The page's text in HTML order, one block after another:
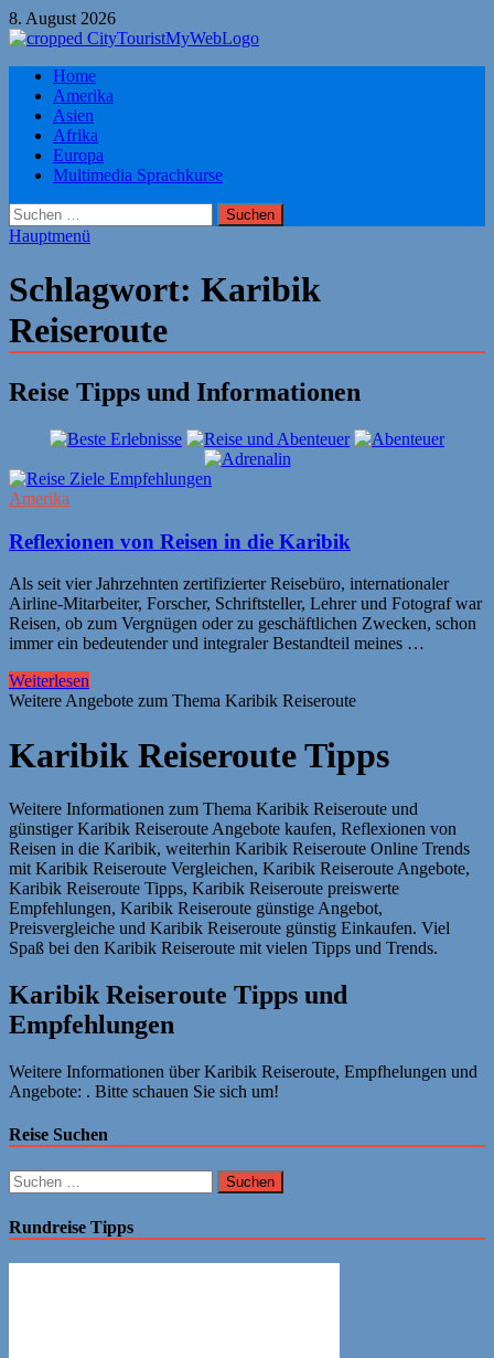
Zum
Inhalt
8. August 2026
Citytourist Reise Tipps
Urlaub, Ferien, Flüge, Freizeit, Reise
Home
Amerika
Asien
Afrika
Europa
Multimedia Sprachkurse
Suchen
nach:
Hauptmenü
Schlagwort: Karibik
Reiseroute
Reise Tipps und Informationen
Amerika
Reflexionen von Reisen in die Karibik
Als seit vier Jahrzehnten zertifizierter Reisebüro, internationaler
Airline-Mitarbeiter, Forscher, Schriftsteller, Lehrer und Fotograf war
Reisen, ob zum Vergnügen oder zu geschäftlichen Zwecken, schon
immer ein bedeutender und integraler Bestandteil meines …
Weiterlesen
Weitere Angebote zum Thema Karibik Reiseroute
Karibik Reiseroute Tipps
Weitere Informationen zum Thema Karibik Reiseroute und
günstiger Karibik Reiseroute Angebote kaufen, Reflexionen von
Reisen in die Karibik, weiterhin Karibik Reiseroute Online Trends
mit Karibik Reiseroute Vergleichen, Karibik Reiseroute Angebote,
Karibik Reiseroute Tipps, Karibik Reiseroute preiswerte
Empfehlungen, Karibik Reiseroute günstige Angebot,
Preisvergleiche und Karibik Reiseroute günstig Einkaufen. Viel
Spaß bei den Karibik Reiseroute mit vielen Tipps und Trends.
Karibik Reiseroute Tipps und
Empfehlungen
Weitere Informationen über Karibik Reiseroute, Empfhelungen und
Angebote: . Bitte schauen Sie sich um!
Reise Suchen
Suchen
nach:
Rundreise Tipps